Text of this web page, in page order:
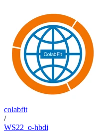
colabfit
/
WS22_o-hbdi